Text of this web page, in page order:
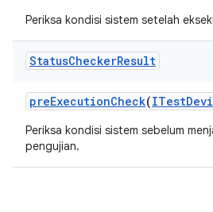
Periksa kondisi sistem setelah
StatusCheckerResult
preExecutionCheck(ITest
Periksa kondisi sistem sebelum
pengujian.